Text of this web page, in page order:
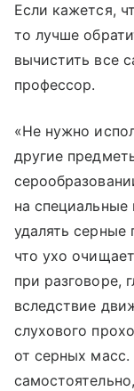
Если кажется,
то лучше
вычистить все
профессор.
«Не нужно
другие
на
удалять серные
что ухо
при разговоре,
вследствие
слухового
от серных